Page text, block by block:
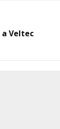
Veltec